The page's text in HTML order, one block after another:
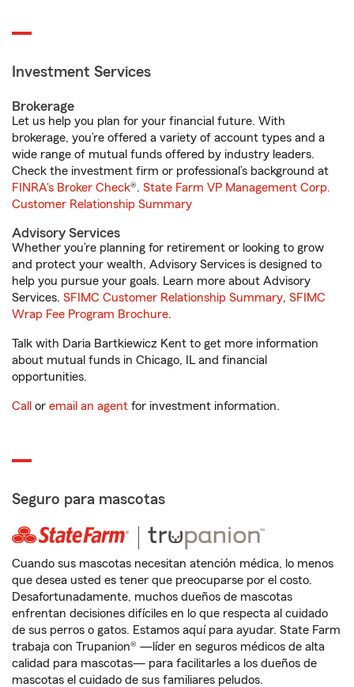
Investment Services
Brokerage
Let us help you plan for your financial future. With
brokerage, you’re offered a variety of account types and a
wide range of mutual funds offered by industry leaders.
Check the investment firm or professional’s background at
FINRA's Broker Check®. State Farm VP Management Corp.
Customer Relationship Summary
Advisory Services
Whether you’re planning for retirement or looking to grow
and protect your wealth, Advisory Services is designed to
help you pursue your goals. Learn more about Advisory
Services. SFIMC Customer Relationship Summary, SFIMC
Wrap Fee Program Brochure.
Talk with Daria Bartkiewicz Kent to get more information
about mutual funds in Chicago, IL and financial
opportunities.
Call or email an agent for investment information.
Seguro para mascotas
Cuando sus mascotas necesitan atención médica, lo menos
que desea usted es tener que preocuparse por el costo.
Desafortunadamente, muchos dueños de mascotas
enfrentan decisiones difíciles en lo que respecta al cuidado
de sus perros o gatos. Estamos aquí para ayudar. State Farm
trabaja con Trupanion® —líder en seguros médicos de alta
calidad para mascotas— para facilitarles a los dueños de
mascotas el cuidado de sus familiares peludos.